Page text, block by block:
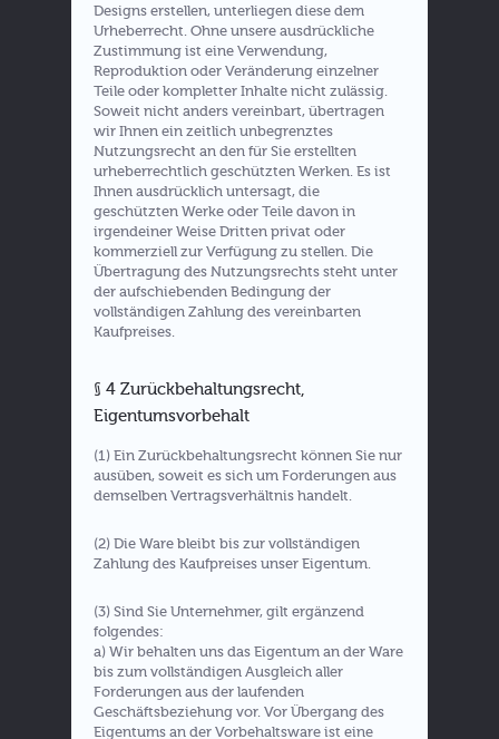
Designs erstellen, unterliegen diese dem
Urheberrecht. Ohne unsere ausdrückliche
Zustimmung ist eine Verwendung,
Reproduktion oder Veränderung einzelner
Teile oder kompletter Inhalte nicht zulässig.
Soweit nicht anders vereinbart, übertragen
wir Ihnen ein zeitlich unbegrenztes
Nutzungsrecht an den für Sie erstellten
urheberrechtlich geschützten Werken. Es ist
Ihnen ausdrücklich untersagt, die
geschützten Werke oder Teile davon in
irgendeiner Weise Dritten privat oder
kommerziell zur Verfügung zu stellen. Die
Übertragung des Nutzungsrechts steht unter
der aufschiebenden Bedingung der
vollständigen Zahlung des vereinbarten
Kaufpreises.
§ 4 Zurückbehaltungsrecht,
Eigentumsvorbehalt
(1) Ein Zurückbehaltungsrecht können Sie nur
ausüben, soweit es sich um Forderungen aus
demselben Vertragsverhältnis handelt.
(2) Die Ware bleibt bis zur vollständigen
Zahlung des Kaufpreises unser Eigentum.
(3) Sind Sie Unternehmer, gilt ergänzend
folgendes:
a) Wir behalten uns das Eigentum an der Ware
bis zum vollständigen Ausgleich aller
Forderungen aus der laufenden
Geschäftsbeziehung vor. Vor Übergang des
Eigentums an der Vorbehaltsware ist eine